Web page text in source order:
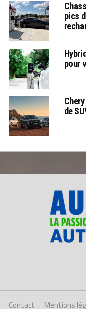
pics
pour
de
Contact Mentions